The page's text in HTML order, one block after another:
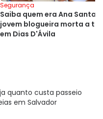
Segurança
Saiba quem era Ana
jovem blogueira morta a
em Dias D'Ávila
quanto custa passeio
em Salvador